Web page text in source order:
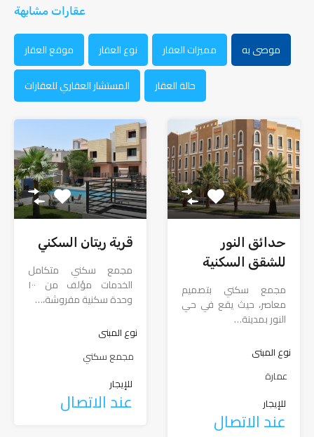
عقارات مشابهة
موصى به مميزات العقار نوع العقار
موقع العقار
حالة العقار
المستشار العقاري للعقارات
حدائق النور
للشقق السكنية
مجمع سكني بتصميم
معاصر، حيث يقع في حي
النور بمدينة…
نوع المبنى
عمارة
للإيجار
عند الاتصال
قرية ريتان السكني
مجمع سكني متكامل
الخدمات مؤلف من ١٠٠
وحدة سكنية مفروشة،…
نوع المبنى
مجمع سكني
للإيجار
عند الاتصال